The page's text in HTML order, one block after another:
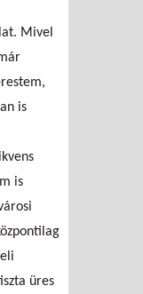
Mivel
is
is
üres